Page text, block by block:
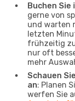
Buchen Sie
gerne von
und warten
letzten
frühzeitig
nur oft
mehr
Schauen
an: Planen
werfen Sie